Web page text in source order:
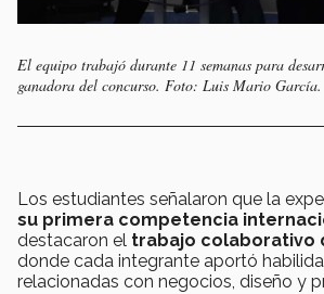
El equipo trabajó durante 11 semanas para
ganadora del concurso. Foto: Luis Mario García.
Los estudiantes señalaron que la
su primera competencia
destacaron el trabajo colaborativo
donde cada integrante aportó
relacionadas con negocios, diseño y